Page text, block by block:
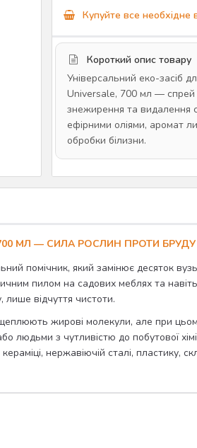
Купуйте все необхідне
Короткий опис товару
Універсальний еко-засіб
Universale, 700 мл — спрей
знежирення та видалення
ефірними оліями, аромат
обробки білизни.
700 МЛ — СИЛА РОСЛИН ПРОТИ БРУДУ
помічник, який замінює десяток
пилом на садових меблях та
відчуття чистоти.
жирові молекули, але при
людьми з чутливістю до побутової
нержавіючій сталі, пластику,